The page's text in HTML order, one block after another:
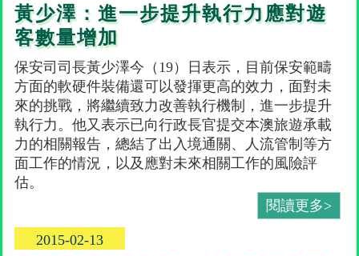
黃少澤：進一步提升執行力應對遊
客數量增加
保安司司長黃少澤今（19）日表示，目前保安範疇
方面的軟硬件裝備還可以發揮更高的效力，面對未
來的挑戰，將繼續致力改善執行機制，進一步提升
執行力。他又表示已向行政長官提交本澳旅遊承載
力的相關報告，總結了出入境通關、人流管制等方
面工作的情況，以及應對未來相關工作的風險評
估。
閱讀更多>
2015-02-13